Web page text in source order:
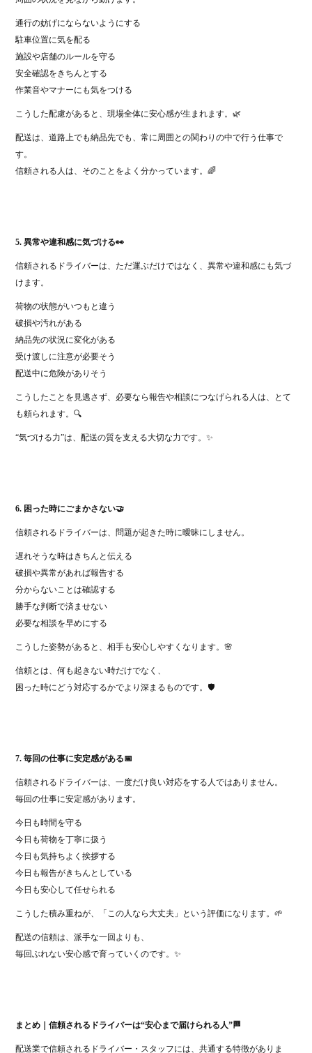
通行の妨げにならないようにする
駐車位置に気を配る
施設や店舗のルールを守る
安全確認をきちんとする
作業音やマナーにも気をつける
こうした配慮があると、現場全体に安心感が生まれます。🌿
配送は、道路上でも納品先でも、常に周囲との関わりの中で行う仕事で
す。
信頼される人は、そのことをよく分かっています。🌈
5. 異常や違和感に気づける👀
信頼されるドライバーは、ただ運ぶだけではなく、異常や違和感にも気づ
けます。
荷物の状態がいつもと違う
破損や汚れがある
納品先の状況に変化がある
受け渡しに注意が必要そう
配送中に危険がありそう
こうしたことを見逃さず、必要なら報告や相談につなげられる人は、とて
も頼られます。🔍
“気づける力”は、配送の質を支える大切な力です。✨
6. 困った時にごまかさない🤝
信頼されるドライバーは、問題が起きた時に曖昧にしません。
遅れそうな時はきちんと伝える
破損や異常があれば報告する
分からないことは確認する
勝手な判断で済ませない
必要な相談を早めにする
こうした姿勢があると、相手も安心しやすくなります。🌸
信頼とは、何も起きない時だけでなく、
困った時にどう対応するかでより深まるものです。🛡️
7. 毎回の仕事に安定感がある📅
信頼されるドライバーは、一度だけ良い対応をする人ではありません。
毎回の仕事に安定感があります。
今日も時間を守る
今日も荷物を丁寧に扱う
今日も気持ちよく挨拶する
今日も報告がきちんとしている
今日も安心して任せられる
こうした積み重ねが、「この人なら大丈夫」という評価になります。🌱
配送の信頼は、派手な一回よりも、
毎回ぶれない安心感で育っていくのです。✨
まとめ｜信頼されるドライバーは“安心まで届けられる人”🏁
配送業で信頼されるドライバー・スタッフには、共通する特徴がありま